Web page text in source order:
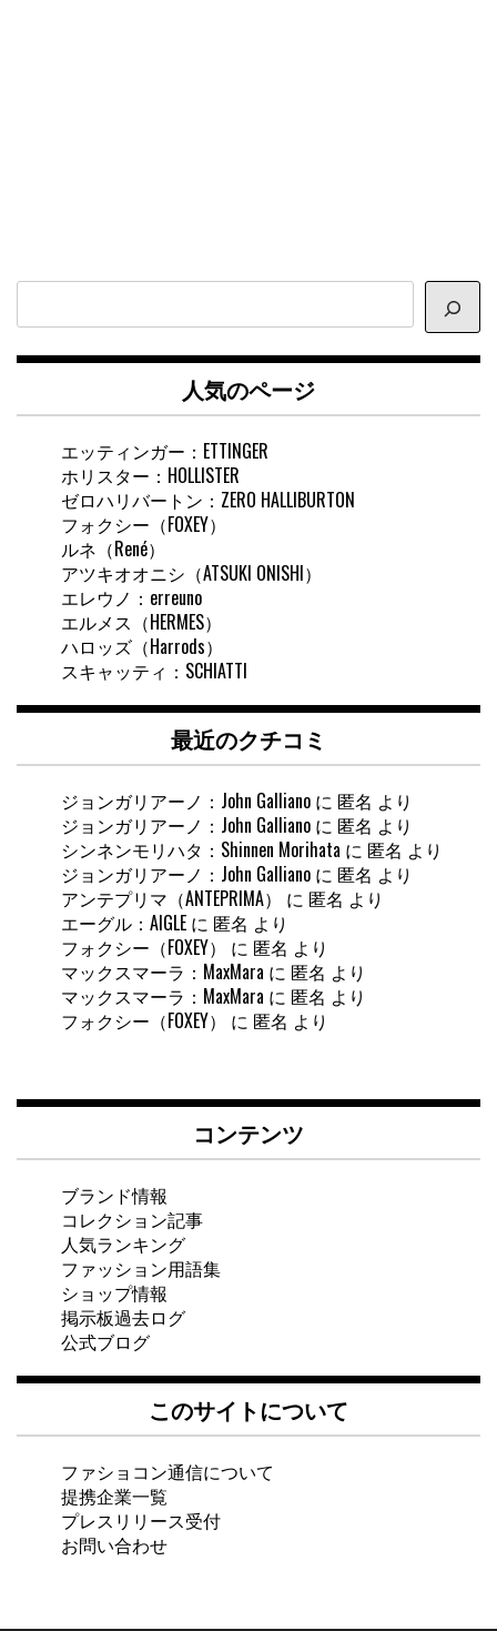
サ
内
索
人気のページ
エッティンガー：ETTINGER
ホリスター：HOLLISTER
ゼロハリバートン：ZERO HALLIBURTON
フォクシー（FOXEY）
ルネ（René）
アツキオオニシ（ATSUKI ONISHI）
エレウノ：erreuno
エルメス（HERMES）
ハロッズ（Harrods）
スキャッティ：SCHIATTI
最近のクチコミ
ジョンガリアーノ：John Galliano に 匿名 より
ジョンガリアーノ：John Galliano に 匿名 より
シンネンモリハタ：Shinnen Morihata に 匿名 より
ジョンガリアーノ：John Galliano に 匿名 より
アンテプリマ（ANTEPRIMA）
に 匿名 より
エーグル：AIGLE に 匿名 より
フォクシー（FOXEY）
に 匿名 より
マックスマーラ：MaxMara に 匿名 より
マックスマーラ：MaxMara に 匿名 より
フォクシー（FOXEY）
に 匿名 より
コンテンツ
ブランド情報
コレクション記事
人気ランキング
ファッション用語集
ショップ情報
掲示板過去ログ
公式ブログ
このサイトについて
ファショコン通信について
提携企業一覧
プレスリリース受付
お問い合わせ